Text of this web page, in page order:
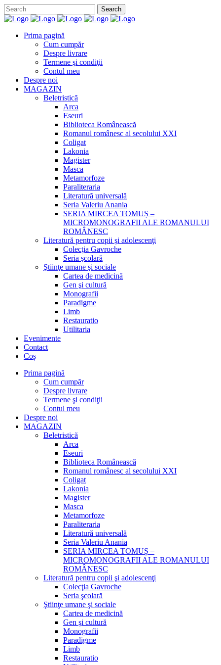
Prima pagină
Cum cumpăr
Despre livrare
Termene şi condiţii
Contul meu
Despre noi
MAGAZIN
Beletristică
Arca
Eseuri
Biblioteca Românească
Romanul românesc al secolului XXI
Coligat
Lakonia
Magister
Masca
Metamorfoze
Paraliteraria
Literatură universală
Seria Valeriu Anania
SERIA MIRCEA TOMUȘ –
MICROMONOGRAFII ALE ROMANULUI
ROMÂNESC
Literatură pentru copii şi adolescenţi
Colecţia Gavroche
Seria şcolară
Ştiinţe umane şi sociale
Cartea de medicină
Gen şi cultură
Monografii
Paradigme
Limb
Restauratio
Utilitaria
Evenimente
Contact
Coș
Prima pagină
Cum cumpăr
Despre livrare
Termene şi condiţii
Contul meu
Despre noi
MAGAZIN
Beletristică
Arca
Eseuri
Biblioteca Românească
Romanul românesc al secolului XXI
Coligat
Lakonia
Magister
Masca
Metamorfoze
Paraliteraria
Literatură universală
Seria Valeriu Anania
SERIA MIRCEA TOMUȘ –
MICROMONOGRAFII ALE ROMANULUI
ROMÂNESC
Literatură pentru copii şi adolescenţi
Colecţia Gavroche
Seria şcolară
Ştiinţe umane şi sociale
Cartea de medicină
Gen şi cultură
Monografii
Paradigme
Limb
Restauratio